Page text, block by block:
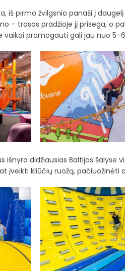
iš pirmo žvilgsnio panaši į
– trasos pradžioje jį prisega, o
vaikai pramogauti gali jau nuo
išnyra didžiausias Baltijos
įveikti kliūčių ruožą,